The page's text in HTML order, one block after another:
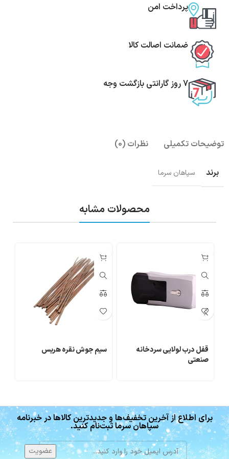
پرداخت امن
ضمانت اصالت کالا
7 روز گارانتی بازگشت وجه
توضیحات تکمیلی نظرات (0)
برند سپاهان سرما
محصولات مشابه
قفل درب لولایی سردخانه
صنعتی
سیم جوش نقره هریس
برای اطلاع از آخرین تخفیف‌ها و جدیدترین کالاها در خبرنامه
سپاهان سرما ثبت‌نام کنید.